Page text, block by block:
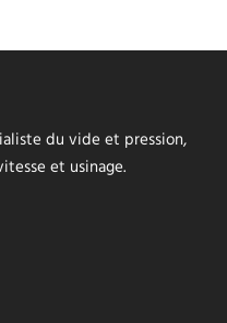
du vide et pression,
et usinage.